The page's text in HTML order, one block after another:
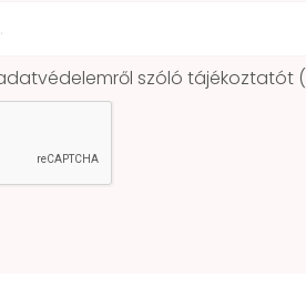
szóló tájékoztatót (